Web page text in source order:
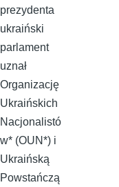
prezydenta
ukraiński
parlament
uznał
Organizację
Ukraińskich
Nacjonalistó
w* (OUN*) i
Ukraińską
Powstańczą